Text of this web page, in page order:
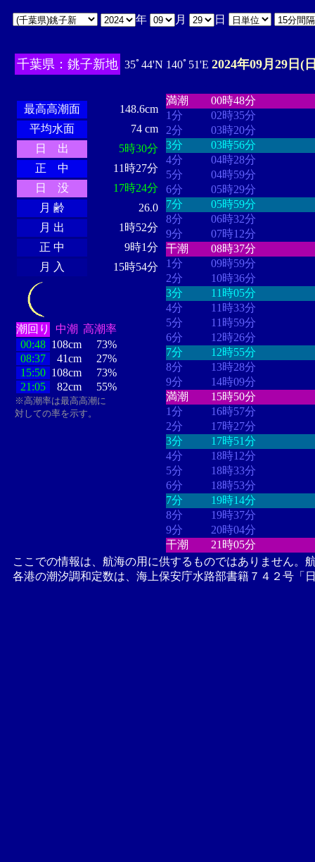
年 月 日
千葉県：銚子新地 35ﾟ44'N 140ﾟ51'E 2024年09月29日(
最高高潮面
148.6cm
平均水面
74 cm
日 出
5時30分
正 中
11時27分
日 没
17時24分
月 齢
26.0
月 出
1時52分
正 中
9時1分
月 入
15時54分
潮回り 中潮 高潮率
00:48 108cm
73%
08:37
41cm
27%
15:50 108cm
73%
21:05
82cm 55%
※高潮率は最高高潮に
対しての率を示す。
満潮
00時48分
1分
02時35分
2分
03時20分
3分
03時56分
4分
04時28分
5分
04時59分
6分
05時29分
7分
05時59分
8分
06時32分
9分
07時12分
干潮
08時37分
1分
09時59分
2分
10時36分
3分
11時05分
4分
11時33分
5分
11時59分
6分
12時26分
7分
12時55分
8分
13時28分
9分
14時09分
満潮
15時50分
1分
16時57分
2分
17時27分
3分
17時51分
4分
18時12分
5分
18時33分
6分
18時53分
7分
19時14分
8分
19時37分
9分
20時04分
干潮
21時05分
ここでの情報は、航海の用に供するものではありません。
各港の潮汐調和定数は、海上保安庁水路部書籍７４２号「